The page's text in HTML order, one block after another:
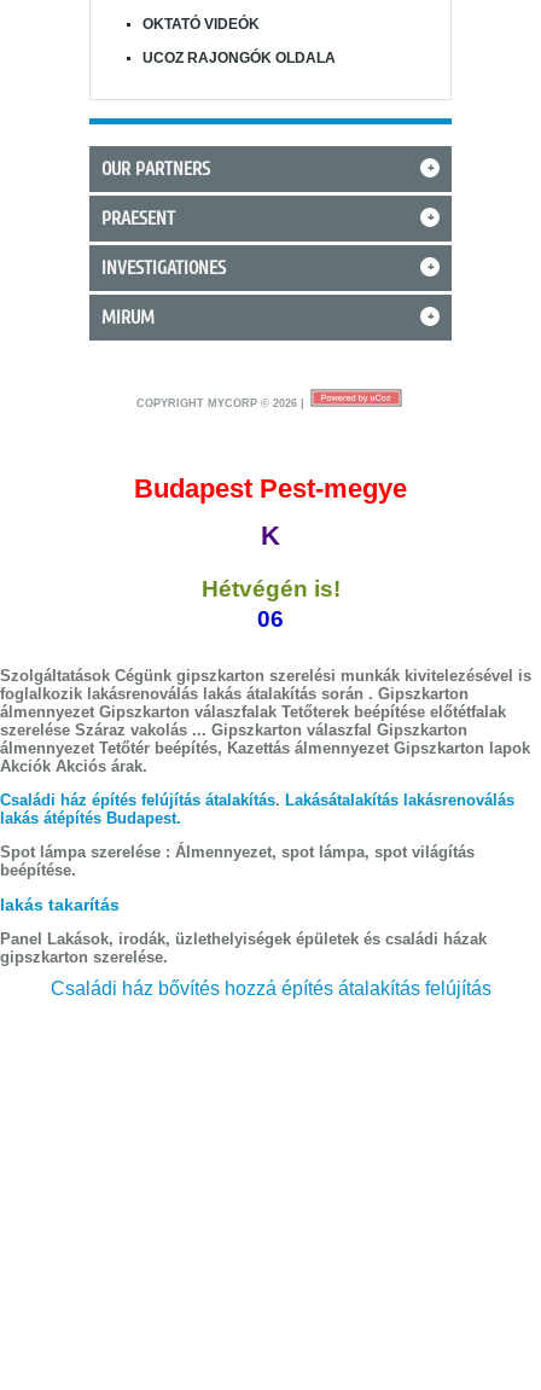
OKTATÓ VIDEÓK
UCOZ RAJONGÓK OLDALA
OUR PARTNERS +
PRAESENT +
INVESTIGATIONES +
MIRUM +
COPYRIGHT MYCORP © 2026
Budapest Pest-megye
K
Hétvégén is!
06
Szolgáltatások Cégünk gipszkarton szerelési munkák kivitelezésével is
foglalkozik lakásrenoválás lakás átalakítás során . Gipszkarton
álmennyezet Gipszkarton válaszfalak Tetőterek beépítése előtétfalak
szerelése Száraz vakolás ... Gipszkarton válaszfal Gipszkarton
álmennyezet Tetőtér beépítés, Kazettás álmennyezet Gipszkarton lapok
Akciók Akciós árak.
Családi ház építés felújítás átalakítás. Lakásátalakítás lakásrenoválás
lakás átépítés Budapest.
Spot lámpa szerelése : Álmennyezet, spot lámpa, spot világítás
beépítése.
lakás takarítás
Panel Lakások, irodák, üzlethelyiségek épületek és családi házak
gipszkarton szerelése.
Családi ház bővítés hozzá építés átalakítás felújítás